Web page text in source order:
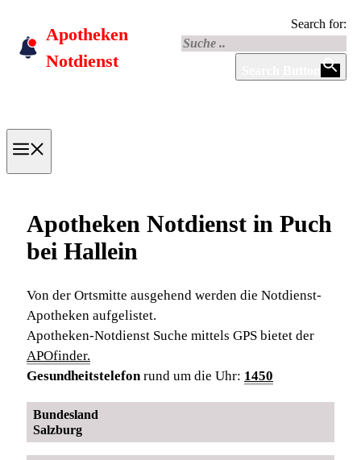
content
Apotheken
Notdienst
Search for:
Apotheken Notdienst in Puch
bei Hallein
Von der Ortsmitte ausgehend werden die Notdienst-
Apotheken aufgelistet.
Apotheken-Notdienst Suche mittels GPS bietet der
APOfinder.
Gesundheitstelefon rund um die Uhr: 1450
Bundesland
Salzburg